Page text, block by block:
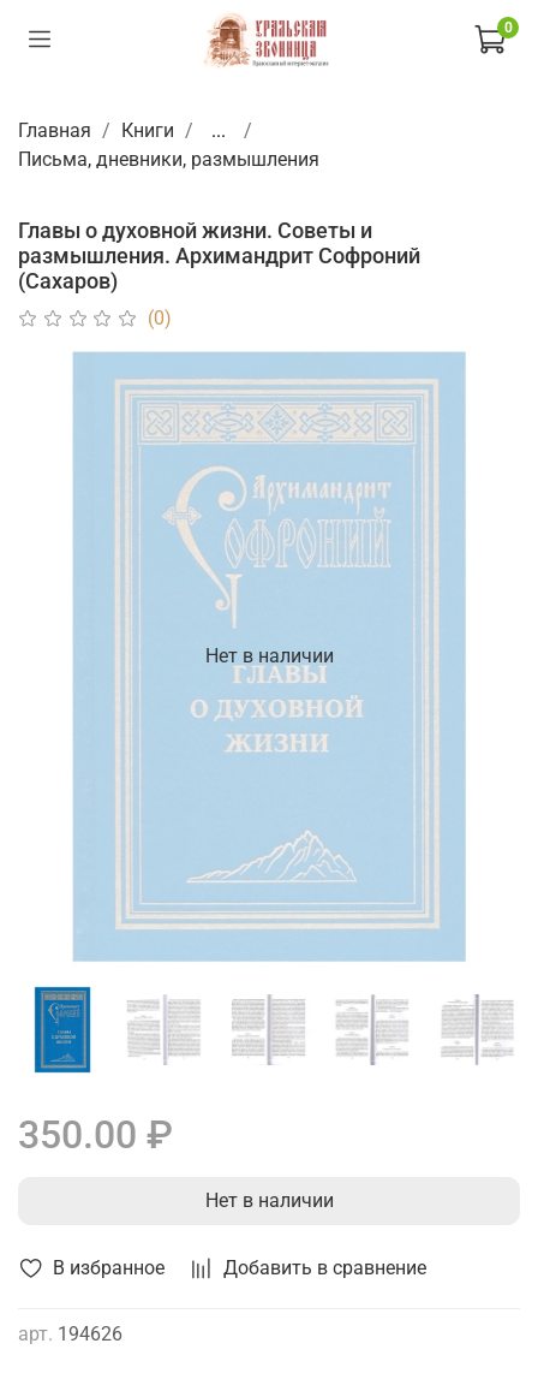
0
Главная Книги
...
Письма, дневники, размышления
Главы о духовной жизни. Советы и
размышления. Архимандрит Софроний
(Сахаров)
(0)
В избранное Добавить в сравнение
арт. 194626
Нет в наличии
350.00 ₽
Нет в наличии